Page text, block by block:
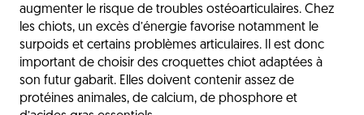
augmenter le risque de troubles ostéoarticulaires. Chez
les chiots, un excès d’énergie favorise notamment le
surpoids et certains problèmes articulaires. Il est donc
important de choisir des croquettes chiot adaptées à
son futur gabarit. Elles doivent contenir assez de
protéines animales, de calcium, de phosphore et